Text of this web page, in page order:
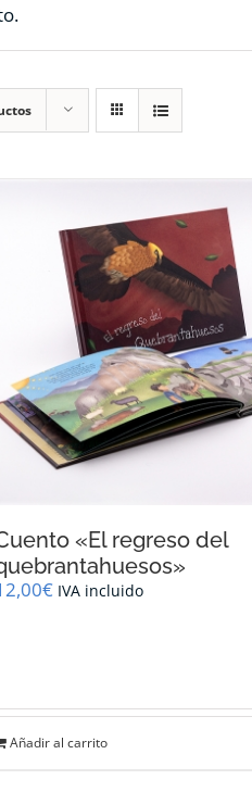
«El regreso del
€ IVA incluido
Añadir al carrito